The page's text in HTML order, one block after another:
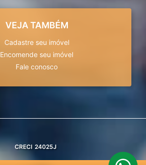
VEJA TAMBÉM
Cadastre seu imóvel
Encomende seu imóvel
Fale conosco
CRECI 24025J